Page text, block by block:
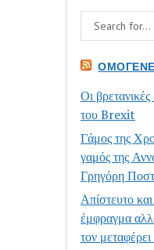
Οι βρετανικές
του Brexit
Γάμος της
γαμός της
Γρηγόρη Ποστ
Απίστευτο
έμφραγμα
τον